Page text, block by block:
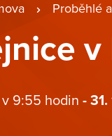
Proběhlé
v
v 9:55 hodin -